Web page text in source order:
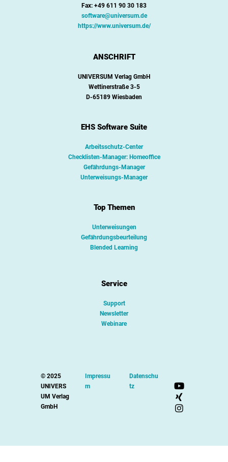
Fax: +49 611 90 30 183
software@universum.de
https://www.universum.de/
ANSCHRIFT
UNIVERSUM Verlag GmbH
Wettinerstraße 3-5
D-65189 Wiesbaden
EHS Software Suite
Arbeitsschutz-Center
Checklisten-Manager: Homeoffice
Gefährdungs-Manager
Unterweisungs-Manager
Top Themen
Unterweisungen
Gefährdungsbeurteilung
Blended Learning
Service
Support
Newsletter
Webinare
© 2025
UNIVERS
UM Verlag
GmbH
Impressu
m
Datenschu
tz